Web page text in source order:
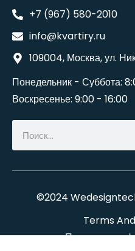
+7 (967) 580-2010
info@kvartiry.ru
109004, Москва, ул.
Понедельник - Суббота:
Воскресенье: 9:00 - 16:00
©2024
Terms
Политика